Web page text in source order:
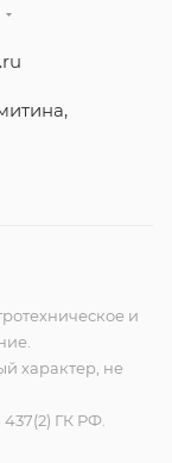
и
характер, не
ГК РФ.